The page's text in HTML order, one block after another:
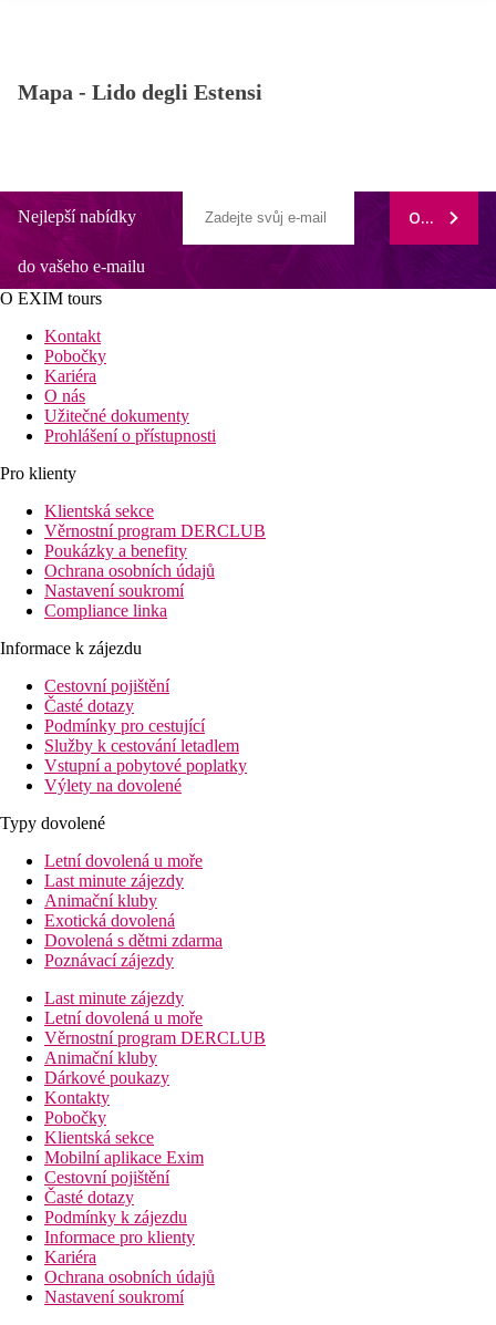
Mapa - Lido degli Estensi
Nejlepší nabídky
do vašeho e-mailu
ODEBÍRAT
O EXIM tours
Kontakt
Pobočky
Kariéra
O nás
Užitečné dokumenty
Prohlášení o přístupnosti
Pro klienty
Klientská sekce
Věrnostní program DERCLUB
Poukázky a benefity
Ochrana osobních údajů
Nastavení soukromí
Compliance linka
Informace k zájezdu
Cestovní pojištění
Časté dotazy
Podmínky pro cestující
Služby k cestování letadlem
Vstupní a pobytové poplatky
Výlety na dovolené
Typy dovolené
Letní dovolená u moře
Last minute zájezdy
Animační kluby
Exotická dovolená
Dovolená s dětmi zdarma
Poznávací zájezdy
Last minute zájezdy
Letní dovolená u moře
Věrnostní program DERCLUB
Animační kluby
Dárkové poukazy
Kontakty
Pobočky
Klientská sekce
Mobilní aplikace Exim
Cestovní pojištění
Časté dotazy
Podmínky k zájezdu
Informace pro klienty
Kariéra
Ochrana osobních údajů
Nastavení soukromí